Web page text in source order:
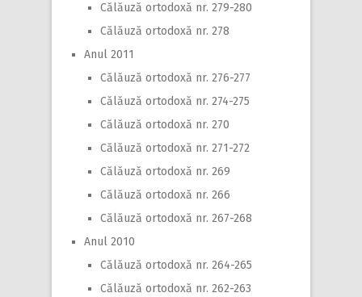
Călăuză ortodoxă nr. 279-280
Călăuză ortodoxă nr. 278
Anul 2011
Călăuză ortodoxă nr. 276-277
Călăuză ortodoxă nr. 274-275
Călăuză ortodoxă nr. 270
Călăuză ortodoxă nr. 271-272
Călăuză ortodoxă nr. 269
Călăuză ortodoxă nr. 266
Călăuză ortodoxă nr. 267-268
Anul 2010
Călăuză ortodoxă nr. 264-265
Călăuză ortodoxă nr. 262-263